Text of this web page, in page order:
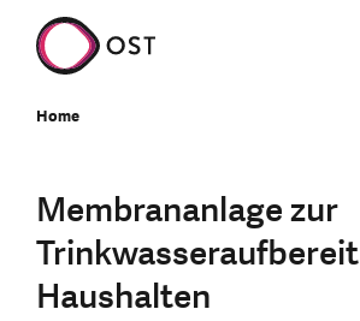
Home
Membrananlage zur
Haushalten